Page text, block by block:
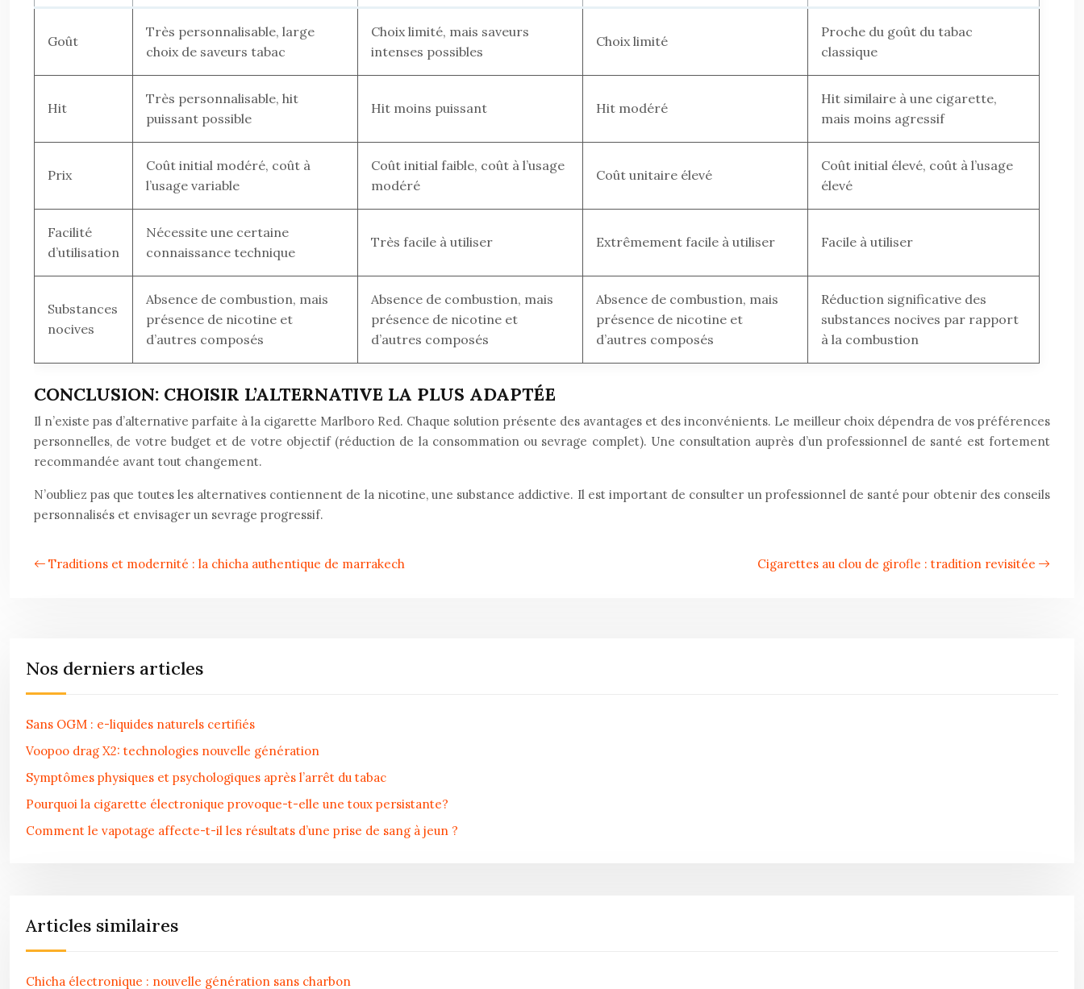
Goût
Très personnalisable, large
choix de saveurs tabac
Choix limité, mais saveurs
intenses possibles
Choix limité
Proche du goût du tabac
classique
Hit
Très personnalisable, hit
puissant possible
Hit moins puissant Hit modéré
Hit similaire à une cigarette,
mais moins agressif
Prix
Coût initial modéré, coût à
l’usage variable
Coût initial faible, coût à l’usage
modéré
Coût unitaire élevé
Coût initial élevé, coût à l’usage
élevé
Facilité
d’utilisation
Nécessite une certaine
connaissance technique
Très facile à utiliser Extrêmement facile à utiliser Facile à utiliser
Substances
nocives
Absence de combustion, mais
présence de nicotine et
d’autres composés
Absence de combustion, mais
présence de nicotine et
d’autres composés
Absence de combustion, mais
présence de nicotine et
d’autres composés
Réduction significative des
substances nocives par rapport
à la combustion
CONCLUSION: CHOISIR L’ALTERNATIVE LA PLUS ADAPTÉE
Il n’existe pas d’alternative parfaite à la cigarette Marlboro Red. Chaque solution présente des avantages et des inconvénients. Le meilleur choix dépendra de vos préférences
personnelles, de votre budget et de votre objectif (réduction de la consommation ou sevrage complet). Une consultation auprès d’un professionnel de santé est fortement
recommandée avant tout changement.
N’oubliez pas que toutes les alternatives contiennent de la nicotine, une substance addictive. Il est important de consulter un professionnel de santé pour obtenir des conseils
personnalisés et envisager un sevrage progressif.
Traditions et modernité : la chicha authentique de marrakech Cigarettes au clou de girofle : tradition revisitée
Nos derniers articles
Sans OGM : e-liquides naturels certifiés
Voopoo drag X2: technologies nouvelle génération
Symptômes physiques et psychologiques après l’arrêt du tabac
Pourquoi la cigarette électronique provoque-t-elle une toux persistante?
Comment le vapotage affecte-t-il les résultats d’une prise de sang à jeun ?
Articles similaires
Chicha électronique : nouvelle génération sans charbon